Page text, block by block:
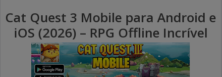
Cat Quest 3 Mobile para Android e
iOS (2026) – RPG Offline Incrível